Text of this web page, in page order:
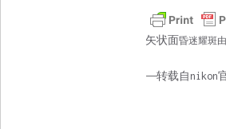
矢状面昏迷耀斑
——转载自nikon